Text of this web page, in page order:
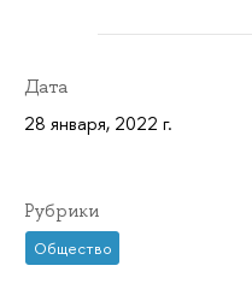
Дата
28 января, 2022 г.
Рубрики
Общество